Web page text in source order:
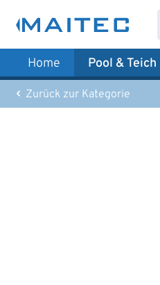
Hauptinhalt springen
Zur Suche springen
Zur Hauptnavigation springen
Home Pool & Teich
Zurück zur Kategorie